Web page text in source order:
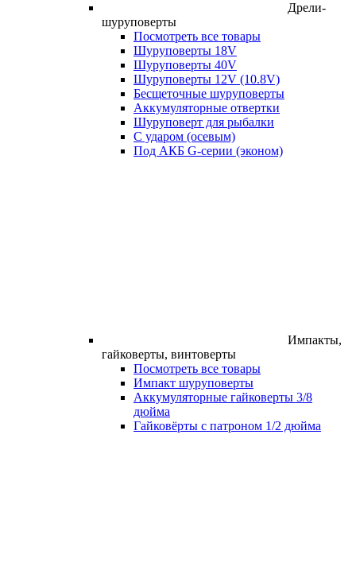
Дрели-
шуруповерты
Посмотреть все товары
Шуруповерты 18V
Шуруповерты 40V
Шуруповерты 12V (10.8V)
Бесщеточные шуруповерты
Аккумуляторные отвертки
Шуруповерт для рыбалки
С ударом (осевым)
Под АКБ G-серии (эконом)
Импакты,
гайковерты, винтоверты
Посмотреть все товары
Импакт шуруповерты
Аккумуляторные гайковерты 3/8
дюйма
Гайковёрты с патроном 1/2 дюйма